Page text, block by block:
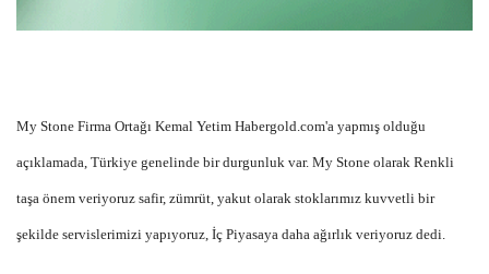
My Stone Firma Ortağı Kemal Yetim Habergold.com'a yapmış olduğu
açıklamada, Türkiye genelinde bir durgunluk var. My Stone olarak Renkli
taşa önem veriyoruz safir, zümrüt, yakut olarak stoklarımız kuvvetli bir
şekilde servislerimizi yapıyoruz, İç Piyasaya daha ağırlık veriyoruz dedi.